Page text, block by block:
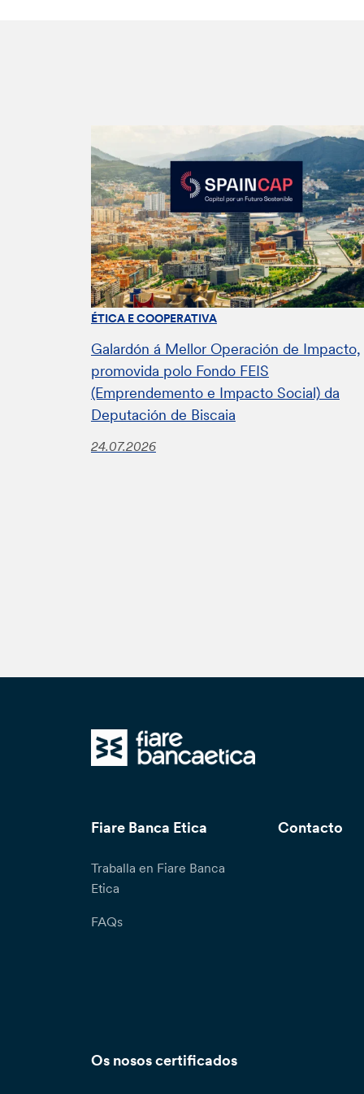
ÉTICA E COOPERATIVA
Galardón á Mellor Operación de Impacto,
promovida polo Fondo FEIS
(Emprendemento e Impacto Social) da
Deputación de Biscaia
24.07.2026
Fiare Banca Etica
Traballa en Fiare Banca
Etica
FAQs
Contacto
Os nosos certificados